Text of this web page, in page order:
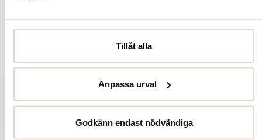
Tillåt alla
Anpassa urval
Godkänn endast nödvändiga
Modellen vilar på en kontrastfärgad crepé-sula som tillför både
grepp och en karaktärsfull detalj.